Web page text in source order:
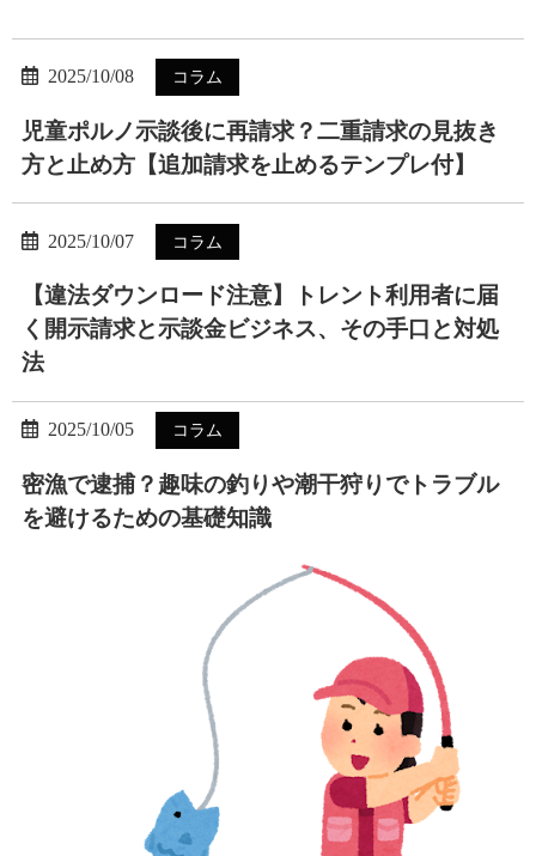
2025/10/08 コラム
児童ポルノ示談後に再請求？二重請求の見抜き
方と止め方【追加請求を止めるテンプレ付】
2025/10/07 コラム
【違法ダウンロード注意】トレント利用者に届
く開示請求と示談金ビジネス、その手口と対処
法
2025/10/05 コラム
密漁で逮捕？趣味の釣りや潮干狩りでトラブル
を避けるための基礎知識